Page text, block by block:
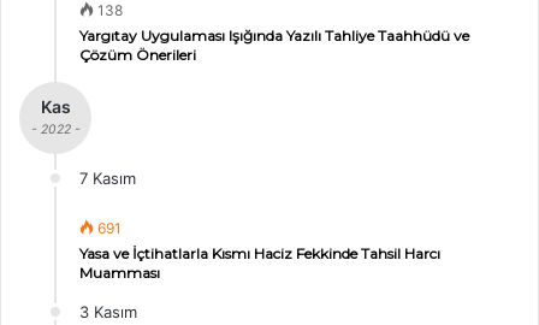
138
Yargıtay Uygulaması Işığında Yazılı Tahliye Taahhüdü ve
Çözüm Önerileri
Kas
- 2022 -
7 Kasım
691
Yasa ve İçtihatlarla Kısmı Haciz Fekkinde Tahsil Harcı
Muamması
3 Kasım